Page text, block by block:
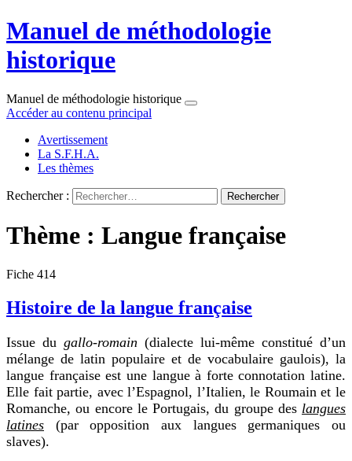
Manuel de méthodologie
historique
Manuel de méthodologie historique
Accéder au contenu principal
Avertissement
La S.F.H.A.
Les thèmes
Rechercher :
Thème : Langue française
Fiche 414
Histoire de la langue française
Issue du gallo-romain (dialecte lui-même constitué d’un
mélange de latin populaire et de vocabulaire gaulois), la
langue française est une langue à forte connotation latine.
Elle fait partie, avec l’Espagnol, l’Italien, le Roumain et le
Romanche, ou encore le Portugais, du groupe des langues
latines (par opposition aux langues germaniques ou
slaves).